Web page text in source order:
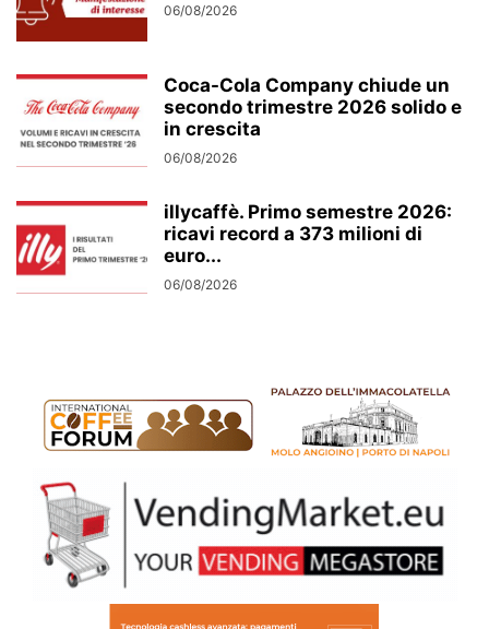
06/08/2026
Coca-Cola Company chiude un
secondo trimestre 2026 solido e
in crescita
06/08/2026
illycaffè. Primo semestre 2026:
ricavi record a 373 milioni di
euro...
06/08/2026